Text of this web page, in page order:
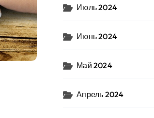
Июль 2024
Июнь 2024
Май 2024
Апрель 2024